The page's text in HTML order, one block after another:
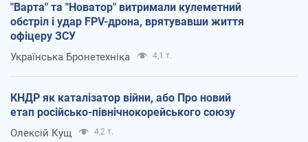
"Варта" та "Новатор" витримали кулеметний
обстріл і удар FPV-дрона, врятувавши життя
офіцеру ЗСУ
Українська Бронетехніка 4,1 т.
КНДР як каталізатор війни, або Про новий
етап російсько-північнокорейського союзу
Олексій Кущ 4,2 т.